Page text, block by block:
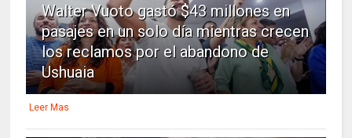
Walter Vuoto gastó $43 millones en
pasajes en un solo día mientras crecen
los reclamos por el abandono de
Ushuaia
Leer Mas